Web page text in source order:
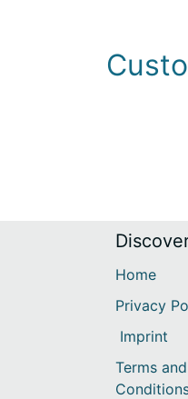
Home
Privacy
Imprint
Terms and